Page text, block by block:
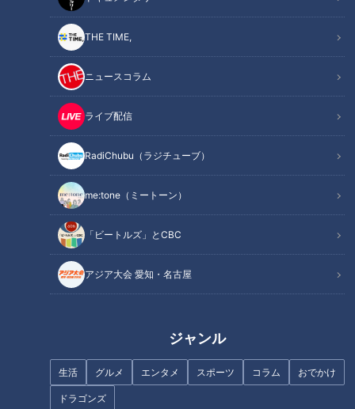
THE TIME,
ニュースコラム
ライブ配信
RadiChubu（ラジチューブ）
me:tone（ミートーン）
「ビートルズ」とCBC
アジア大会 愛知・名古屋
ジャンル
生活 グルメ エンタメ スポーツ コラム おでかけ
ドラゴンズ
この記事を見たあなたへのおすすめ